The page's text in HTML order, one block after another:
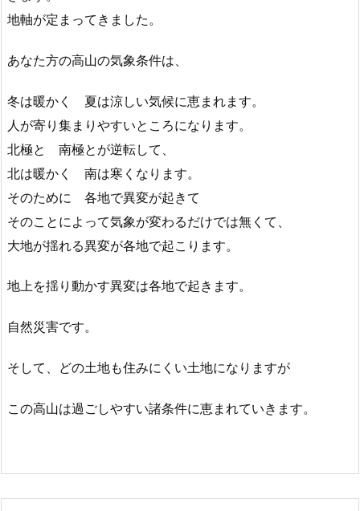
地軸が定まってきました。
あなた方の高山の気象条件は、
冬は暖かく 夏は涼しい気候に恵まれます。
人が寄り集まりやすいところになります。
北極と 南極とが逆転して、
北は暖かく 南は寒くなります。
そのために 各地で異変が起きて
そのことによって気象が変わるだけでは無くて、
大地が揺れる異変が各地で起こります。
地上を揺り動かす異変は各地で起きます。
自然災害です。
そして、どの土地も住みにくい土地になりますが
この高山は過ごしやすい諸条件に恵まれていきます。